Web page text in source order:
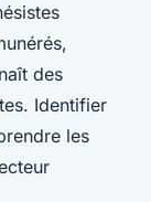
des
Identifier
les